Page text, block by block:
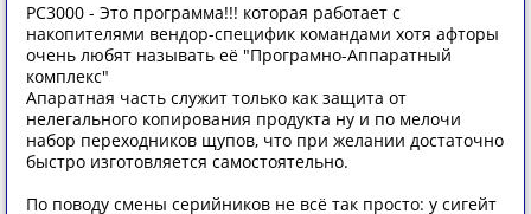
PC3000 - Это программа!!! которая работает с
накопителями вендор-специфик командами хотя афторы
очень любят называть её "Програмно-Аппаратный
комплекс"
Апаратная часть служит только как защита от
нелегального копирования продукта ну и по мелочи
набор переходников щупов, что при желании достаточно
быстро изготовляется самостоятельно.
По поводу смены серийников не всё так просто: у сигейт